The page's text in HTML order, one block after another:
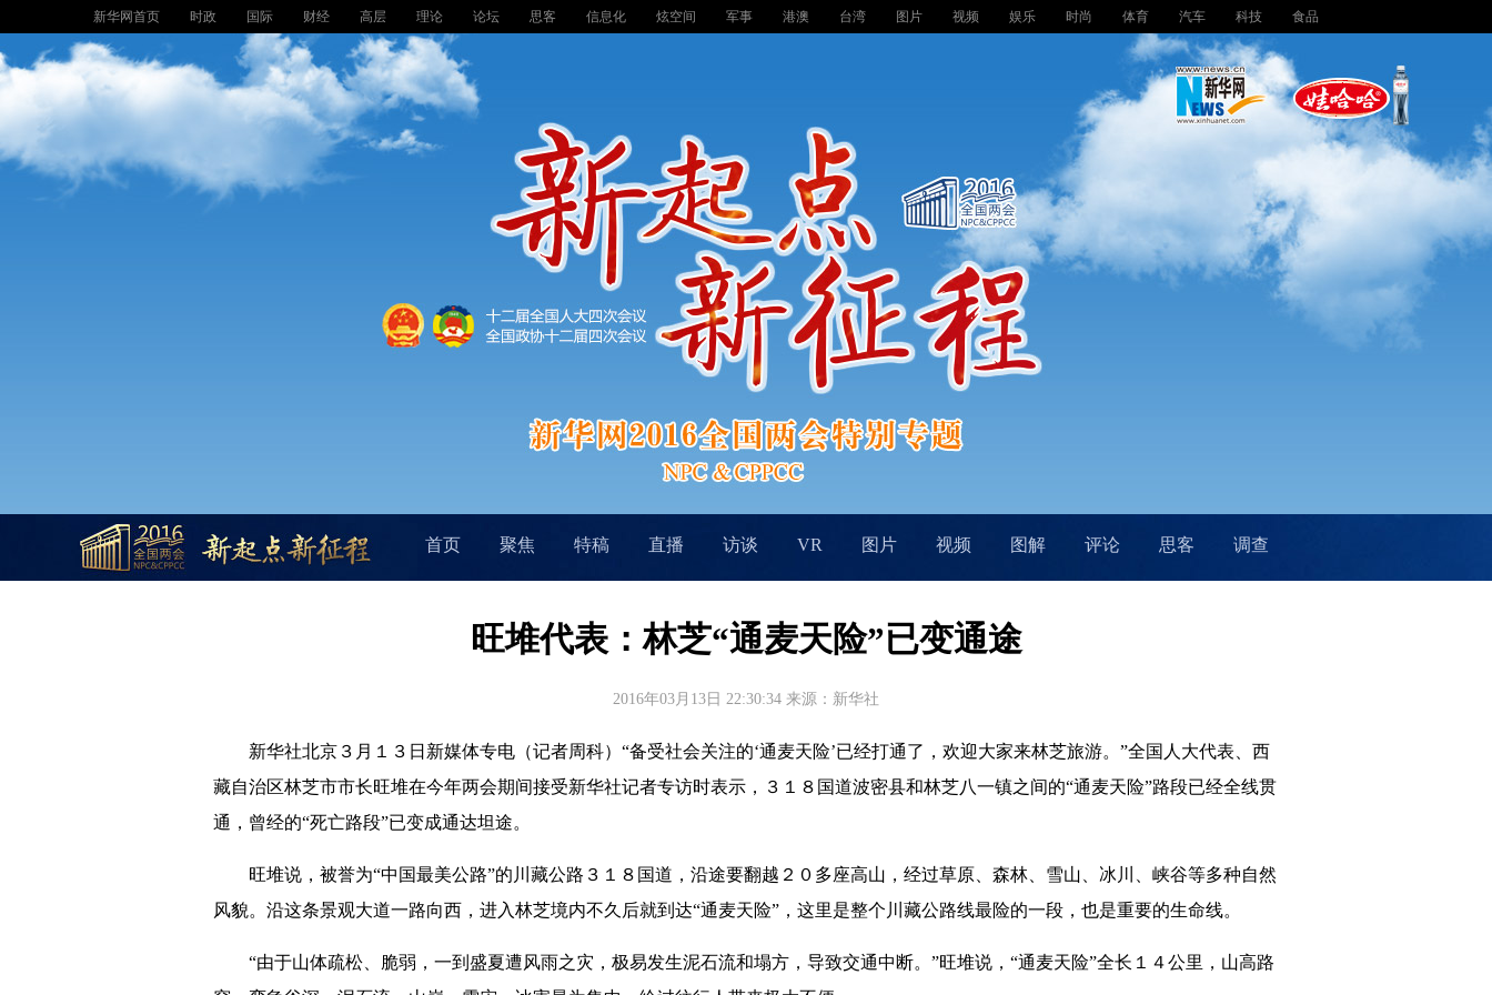
新华网首页 时政 国际 财经 高层 理论 论坛 思客 信息化 炫空间 军事 港澳 台湾 图片 视频 娱乐 时尚 体育 汽车 科技 食品
首页 聚焦 特稿 直播 访谈 VR 图片 视频 图解 评论 思客 调查
旺堆代表：林芝“通麦天险”已变通途
2016年03月13日 22:30:34 来源：新华社
新华社北京３月１３日新媒体专电（记者周科）“备受社会关注的‘通麦天险’已经打通了，欢迎大家来林芝旅游。”全国人大代表、西
藏自治区林芝市市长旺堆在今年两会期间接受新华社记者专访时表示，３１８国道波密县和林芝八一镇之间的“通麦天险”路段已经全线贯
通，曾经的“死亡路段”已变成通达坦途。
旺堆说，被誉为“中国最美公路”的川藏公路３１８国道，沿途要翻越２０多座高山，经过草原、森林、雪山、冰川、峡谷等多种自然
风貌。沿这条景观大道一路向西，进入林芝境内不久后就到达“通麦天险”，这里是整个川藏公路线最险的一段，也是重要的生命线。
“由于山体疏松、脆弱，一到盛夏遭风雨之灾，极易发生泥石流和塌方，导致交通中断。”旺堆说，“通麦天险”全长１４公里，山高路